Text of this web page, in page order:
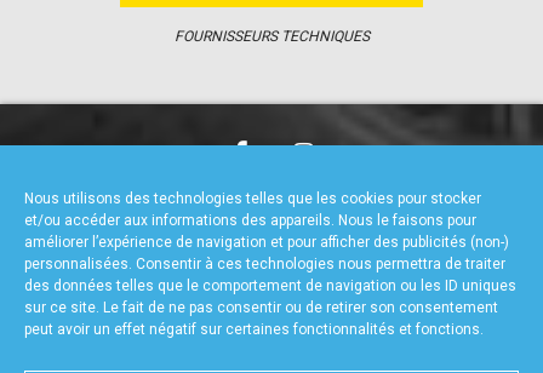
Nous utilisons des technologies telles que les cookies pour stocker
et/ou accéder aux informations des appareils. Nous le faisons pour
améliorer l’expérience de navigation et pour afficher des publicités (non-)
personnalisées. Consentir à ces technologies nous permettra de traiter
des données telles que le comportement de navigation ou les ID uniques
sur ce site. Le fait de ne pas consentir ou de retirer son consentement
peut avoir un effet négatif sur certaines fonctionnalités et fonctions.
PRESSE
accéder à la billetterie
FOURNISSEURS TECHNIQUES
CHARTE DE CONFIDENTIALITÉ
NOUS CONTACTER
MENTIONS LÉGALES
RÉALISÉ PAR L’AGENCE WEB A3WEB
POLITIQUE DE COOKIES (UE)
DÉCLARATION DE CONFIDENTIALITÉ (UE)